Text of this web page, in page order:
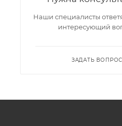
Наши специалисты
интересующий
ЗАДАТЬ ВОПРОС